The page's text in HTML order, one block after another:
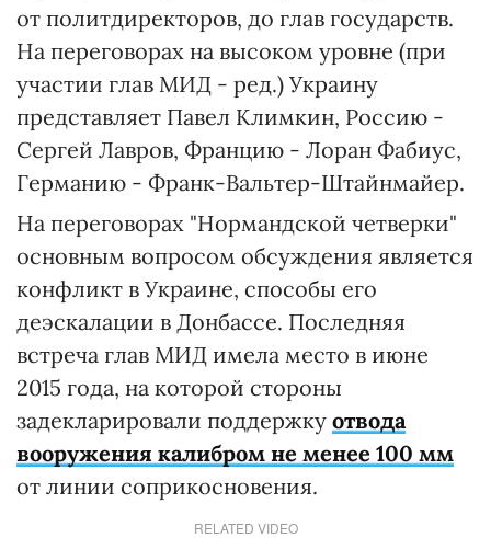
от политдиректоров, до глав государств.
На переговорах на высоком уровне (при
участии глав МИД - ред.) Украину
представляет Павел Климкин, Россию -
Сергей Лавров, Францию - Лоран Фабиус,
Германию - Франк-Вальтер-Штайнмайер.
На переговорах "Нормандской четверки"
основным вопросом обсуждения является
конфликт в Украине, способы его
деэскалации в Донбассе. Последняя
встреча глав МИД имела место в июне
2015 года, на которой стороны
задекларировали поддержку отвода
вооружения калибром не менее 100 мм
от линии соприкосновения.
RELATED VIDEO